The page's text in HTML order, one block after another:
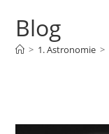
Blog
> 1. Astronomie >